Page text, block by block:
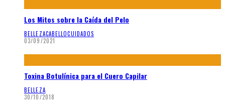
Los Mitos sobre la Caída del Pelo
BELLEZACABELLOCUIDADOS
03/09/2021
Toxina Botulínica para el Cuero Capilar
BELLEZA
30/10/2018